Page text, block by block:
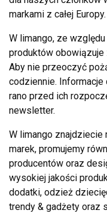
markami z całej Europy.
W limango, ze
produktów obowiązuje
Aby nie przeoczyć
codziennie. Informacje
rano przed ich
newsletter.
W limango
marek, promujemy
producentów oraz
wysokiej jakości
dodatki, odzież
trendy & gadżety oraz